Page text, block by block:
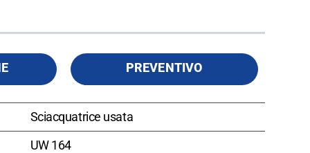
PREVENTIVO
Sciacquatrice usata
UW 164